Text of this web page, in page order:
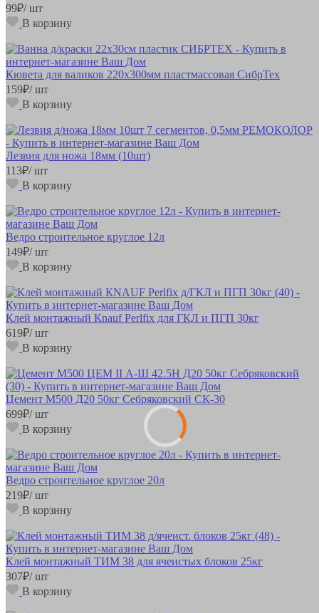
99₽/ шт
В корзину
Кювета для валиков 220х300мм пластмассовая СибрТех
159₽/ шт
В корзину
Лезвия для ножа 18мм (10шт)
113₽/ шт
В корзину
Ведро строительное круглое 12л
149₽/ шт
В корзину
Клей монтажный Кnauf Perlfix для ГКЛ и ПГП 30кг
619₽/ шт
В корзину
Цемент М500 Д20 50кг Себряковский СК-30
699₽/ шт
В корзину
Ведро строительное круглое 20л
219₽/ шт
В корзину
Клей монтажный ТИМ 38 для ячеистых блоков 25кг
307₽/ шт
В корзину